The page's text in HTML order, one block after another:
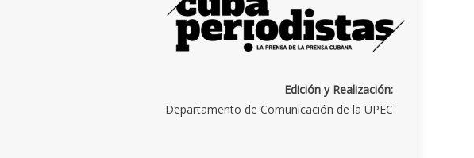
Edición y Realización:
Departamento de Comunicación de la UPEC